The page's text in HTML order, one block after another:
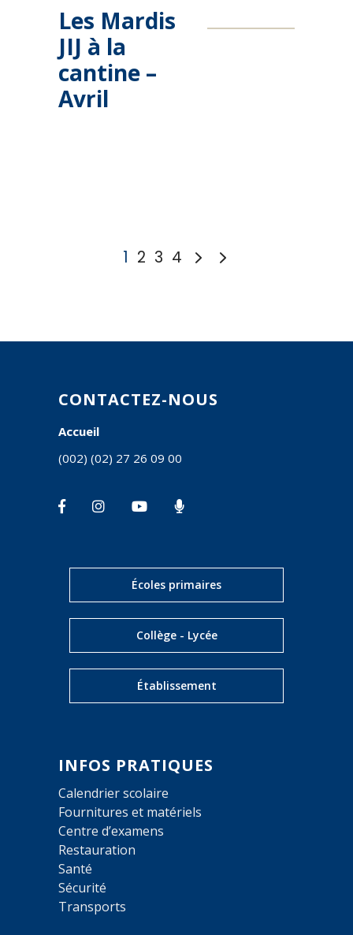
Les Mardis
JIJ à la
cantine –
Avril
1 2 3 4
CONTACTEZ-NOUS
Accueil
(002) (02) 27 26 09 00
Écoles primaires
Collège - Lycée
Établissement
INFOS PRATIQUES
Calendrier scolaire
Fournitures et matériels
Centre d’examens
Restauration
Santé
Sécurité
Transports